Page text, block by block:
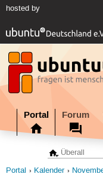
hosted by
Portal Forum
Portal Kalender